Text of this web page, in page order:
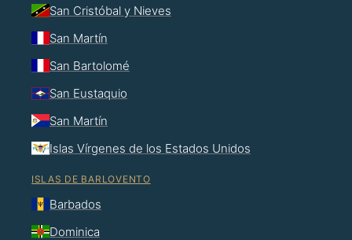
San Cristóbal y Nieves
San Martín
San Bartolomé
San Eustaquio
San Martín
Islas Vírgenes de los Estados Unidos
ISLAS DE BARLOVENTO
Barbados
Dominica